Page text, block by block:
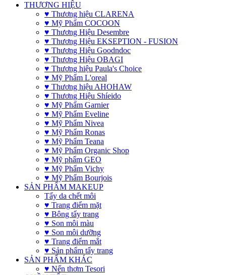
THƯƠNG HIỆU
♥ Thương hiệu CLARENA
♥ Mỹ Phẩm COCOON
♥ Thương Hiệu Desembre
♥ Thương Hiệu EKSEPTION - FUSION
♥ Thương Hiệu Goodndoc
♥ Thương Hiệu OBAGI
♥ Thương hiệu Paula's Choice
♥ Mỹ Phẩm L'oreal
♥ Thương hiệu AHOHAW
♥ Thương Hiệu Shíeido
♥ Mỹ Phẩm Garnier
♥ Mỹ Phẩm Eveline
♥ Mỹ Phẩm Nivea
♥ Mỹ Phẩm Ronas
♥ Mỹ Phẩm Teana
♥ Mỹ Phẩm Organic Shop
♥ Mỹ phẩm GEO
♥ Mỹ Phẩm Vichy
♥ Mỹ Phẩm Bourjois
SẢN PHẨM MAKEUP
Tẩy da chết môi
♥ Trang điểm mặt
♥ Bông tẩy trang
♥ Son môi màu
♥ Son môi dưỡng
♥ Trang điểm mắt
♥ Sản phẩm tẩy trang
SẢN PHẨM KHÁC
♥ Nến thơm Tesori